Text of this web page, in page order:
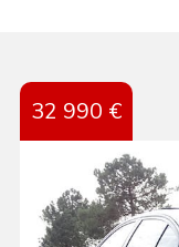
32 990 €